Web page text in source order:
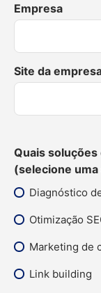
Empresa
Site da
Quais
(selecione
Diagnóstico
Otimização
Marketing de
Link building